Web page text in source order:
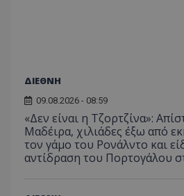
ΔΙΕΘΝΗ
09.08.2026 - 08:59
«Δεν είναι η Τζορτζίνα»:
Μαδέιρα, χιλιάδες έξω από
τον γάμο του Ρονάλντο και
αντίδραση του Πορτογάλου